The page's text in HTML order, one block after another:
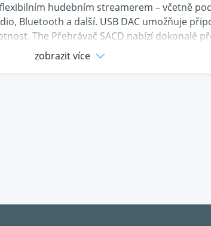
hudebním streamerem – včetně
Bluetooth a další. USB DAC umožňuje
The Přehrávač SACD nabízí dokonalé
disky CD.
zobrazit více